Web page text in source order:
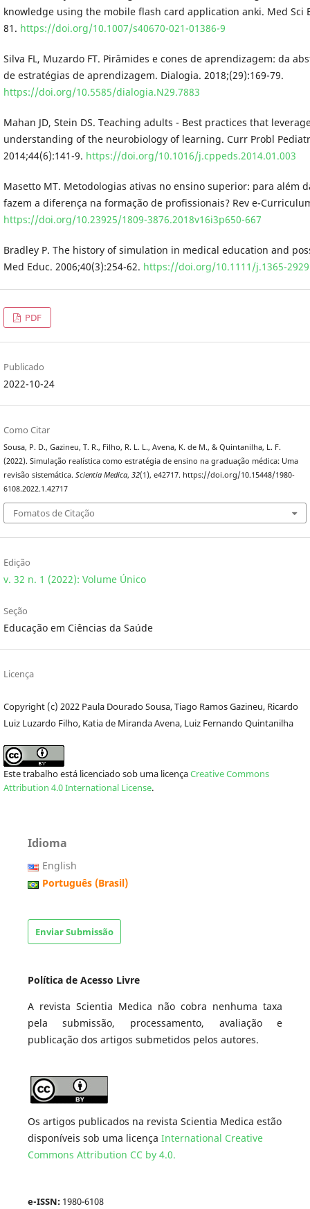
knowledge using the mobile flash card application anki. Med Sci
81. https://doi.org/10.1007/s40670-021-01386-9
Silva FL, Muzardo FT. Pirâmides e cones de aprendizagem: da
de estratégias de aprendizagem. Dialogia. 2018;(29):169-79.
https://doi.org/10.5585/dialogia.N29.7883
Mahan JD, Stein DS. Teaching adults - Best practices that
understanding of the neurobiology of learning. Curr Probl
2014;44(6):141-9. https://doi.org/10.1016/j.cppeds.2014.01.003
Masetto MT. Metodologias ativas no ensino superior: para além
fazem a diferença na formação de profissionais? Rev e-
https://doi.org/10.23925/1809-3876.2018v16i3p650-667
Bradley P. The history of simulation in medical education and
Med Educ. 2006;40(3):254-62. https://doi.org/10.1111/j.1365-
PDF
Publicado
2022-10-24
Como Citar
Sousa, P. D., Gazineu, T. R., Filho, R. L. L., Avena, K. de M., & Quintanilha, L. F.
(2022). Simulação realística como estratégia de ensino na graduação médica: Uma
revisão sistemática. Scientia Medica, 32(1), e42717. https://doi.org/10.15448/1980-
6108.2022.1.42717
Fomatos de Citação
Edição
v. 32 n. 1 (2022): Volume Único
Seção
Educação em Ciências da Saúde
Licença
Copyright (c) 2022 Paula Dourado Sousa, Tiago Ramos Gazineu, Ricardo
Luiz Luzardo Filho, Katia de Miranda Avena, Luiz Fernando Quintanilha
Este trabalho está licenciado sob uma licençaCreative Commons
Attribution 4.0 International License.
Idioma
English
Português (Brasil)
Enviar Submissão
Política de Acesso Livre
A revista Scientia Medica não cobra nenhuma taxa
pela submissão, processamento, avaliação e
publicação dos artigos submetidos pelos autores.
Os artigos publicados na revista Scientia Medica estão
disponíveis sob uma licença International Creative
Commons Attribution CC by 4.0.
e-ISSN: 1980-6108